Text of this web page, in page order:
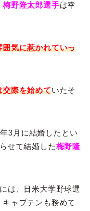
梅野隆太郎選手は幸
囲気に惹かれていっ
交際を始めていたそ
3月に結婚したとい
せて結婚した梅野隆
は、日米大学野球選
ャプテンも務めて